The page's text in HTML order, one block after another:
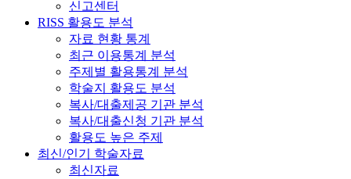
신고센터
RISS 활용도 분석
자료 현황 통계
최근 이용통계 분석
주제별 활용통계 분석
학술지 활용도 분석
복사/대출제공 기관 분석
복사/대출신청 기관 분석
활용도 높은 주제
최신/인기 학술자료
최신자료